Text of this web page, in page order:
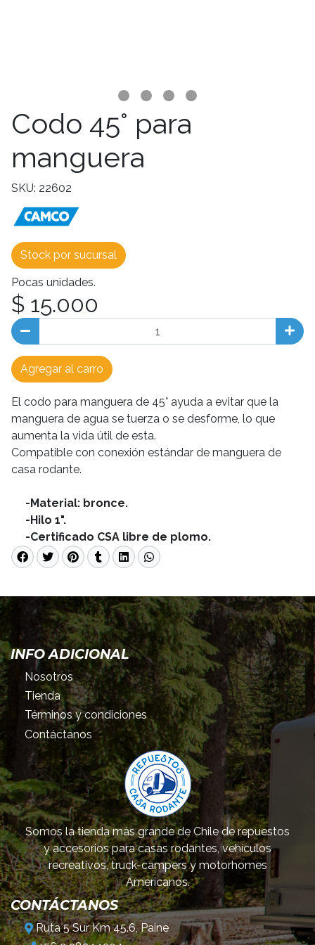
Codo 45° para
manguera
SKU: 22602
Stock por sucursal
Pocas unidades.
$ 15.000
Agregar al carro
El codo para manguera de 45° ayuda a evitar que la
manguera de agua se tuerza o se desforme, lo que
aumenta la vida útil de esta.
Compatible con conexión estándar de manguera de
casa rodante.
-Material: bronce.
-Hilo 1".
-Certificado CSA libre de plomo.
INFO ADICIONAL
Nosotros
Tienda
Términos y condiciones
Contáctanos
Somos la tienda más grande de Chile de repuestos
y accesorios para casas rodantes, vehículos
recreativos, truck-campers y motorhomes
Americanos.
CONTÁCTANOS
Ruta 5 Sur Km 45.6, Paine